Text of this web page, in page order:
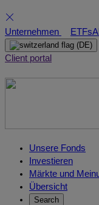
Skip
to
content
Unternehmen ETFs
(DE)
Client portal
Unsere Fonds
Investieren
Märkte und
Übersicht
Search